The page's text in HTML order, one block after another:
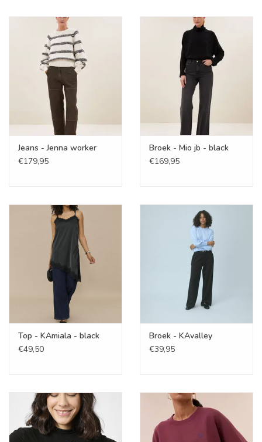
Interieuradvies
Cadeaubonnen
Jeans - Jenna worker
€179,95
Broek - Mio jb - black
€169,95
Top - KAmiala - black
€49,50
Broek - KAvalley
€39,95